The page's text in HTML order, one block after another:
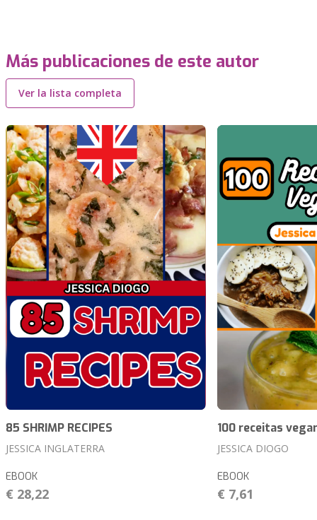
Más publicaciones de este autor
Ver la lista completa
85 SHRIMP RECIPES
JESSICA INGLATERRA
EBOOK
€ 28,22
100 receitas
JESSICA DIOGO
EBOOK
€ 7,61